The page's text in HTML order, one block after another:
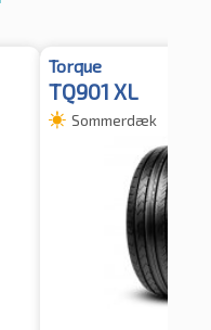
Torque
TQ901 XL
Sommerdæk